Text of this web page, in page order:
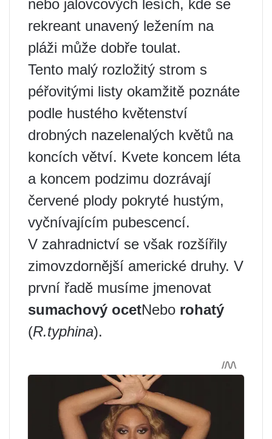
nebo jalovcových lesích, kde se
rekreant unavený ležením na
pláži může dobře toulat.
Tento malý rozložitý strom s
péřovitými listy okamžitě poznáte
podle hustého květenství
drobných nazelenalých květů na
koncích větví. Kvete koncem léta
a koncem podzimu dozrávají
červené plody pokryté hustým,
vyčnívajícím pubescencí.
V zahradnictví se však rozšířily
zimovzdornější americké druhy. V
první řadě musíme jmenovat
sumachový ocetNebo rohatý
(R.typhina).